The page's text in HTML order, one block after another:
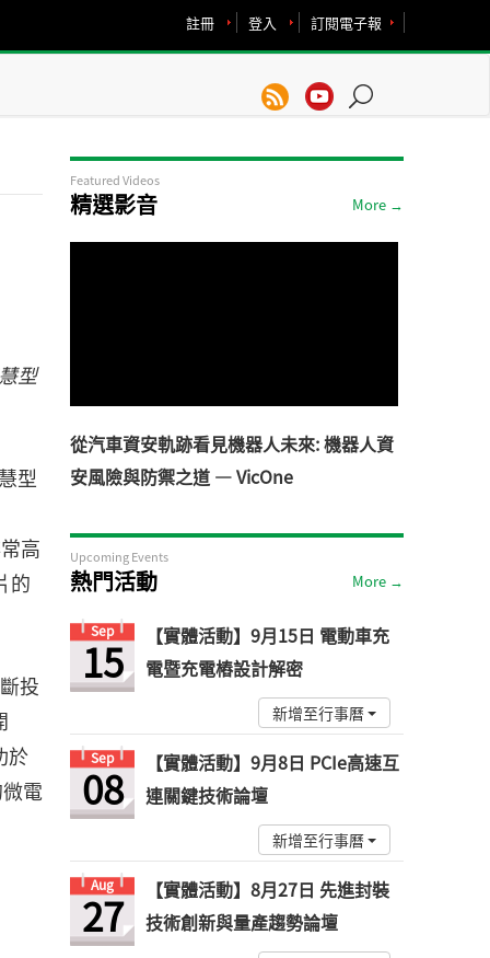
訂閱電子報
登入
註冊
型
型
高
的
投
於
電
Featured Videos
精選影音 More →
從汽車資安軌跡看見機器人未來: 機器人資
安風險與防禦之道 — VicOne
Upcoming Events
熱門活動 More →
Sep
15
【實體活動】9月15日 電動車充
電暨充電樁設計解密
新增至行事曆
Sep
08
【實體活動】9月8日 PCIe高速互
連關鍵技術論壇
新增至行事曆
Aug
27
【實體活動】8月27日 先進封裝
技術創新與量產趨勢論壇